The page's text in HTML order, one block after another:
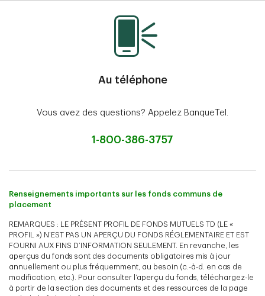
Au téléphone
Vous avez des questions? Appelez BanqueTel.
1-800-386-3757
Renseignements importants sur les fonds communs de
placement
REMARQUES : LE PRÉSENT PROFIL DE FONDS MUTUELS TD (LE «
PROFIL ») N’EST PAS UN APERÇU DU FONDS RÉGLEMENTAIRE ET EST
FOURNI AUX FINS D’INFORMATION SEULEMENT. En revanche, les
aperçus du fonds sont des documents obligatoires mis à jour
annuellement ou plus fréquemment, au besoin (c.-à-d. en cas de
modification, etc.). Pour consulter l’aperçu du fonds, téléchargez-le
à partir de la section des documents et des ressources de la page